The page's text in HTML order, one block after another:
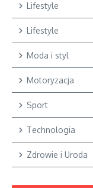
Lifestyle
Lifestyle
Moda i styl
Motoryzacja
Sport
Technologia
Zdrowie i Uroda